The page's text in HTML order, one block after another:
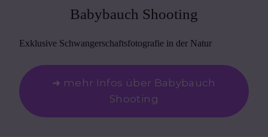
Babybauch Shooting
Exklusive Schwangerschaftsfotografie in der Natur
➜ mehr Infos über Babybauch
Shooting